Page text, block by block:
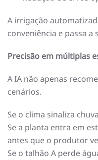
A irrigação
conveniência e passa
Precisão em múltiplas
A IA não apenas
cenários.
Se o clima sinaliza
Se a planta entra em
antes que o produtor
Se o talhão A perde